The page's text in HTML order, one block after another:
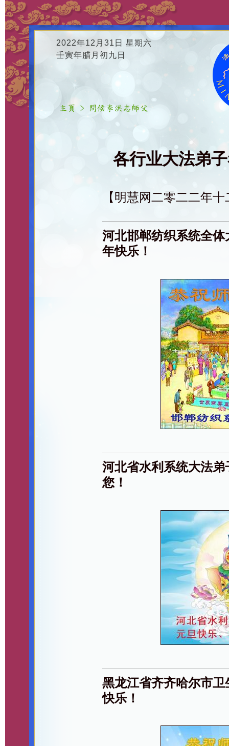
2022年12月31日 星期六
壬寅年腊月初九日
各行业大法弟
【明慧网二零二二年
河北邯郸纺织系统全
年快乐！
河北省水利系统大法
您！
黑龙江省齐齐哈尔市
快乐！